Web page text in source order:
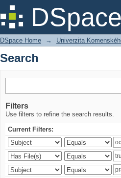
Search
DSpace Home → Univerzita
Search
Filters
Use filters to refine the search results.
Current Filters: